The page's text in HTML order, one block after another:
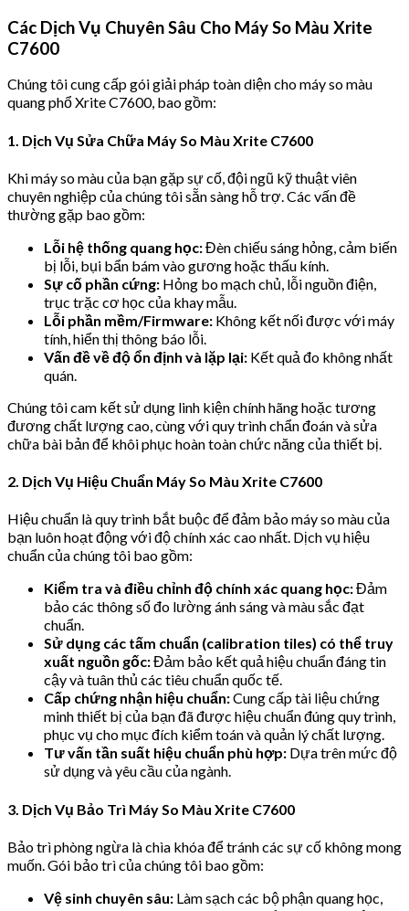
Các Dịch Vụ Chuyên Sâu Cho Máy So Màu Xrite
C7600
Chúng tôi cung cấp gói giải pháp toàn diện cho máy so màu
quang phổ Xrite C7600, bao gồm:
1. Dịch Vụ Sửa Chữa Máy So Màu Xrite C7600
Khi máy so màu của bạn gặp sự cố, đội ngũ kỹ thuật viên
chuyên nghiệp của chúng tôi sẵn sàng hỗ trợ. Các vấn đề
thường gặp bao gồm:
Lỗi hệ thống quang học:Đèn chiếu sáng hỏng, cảm biến
bị lỗi, bụi bẩn bám vào gương hoặc thấu kính.
Sự cố phần cứng: Hỏng bo mạch chủ, lỗi nguồn điện,
trục trặc cơ học của khay mẫu.
Lỗi phần mềm/Firmware: Không kết nối được với máy
tính, hiển thị thông báo lỗi.
Vấn đề về độ ổn định và lặp lại: Kết quả đo không nhất
quán.
Chúng tôi cam kết sử dụng linh kiện chính hãng hoặc tương
đương chất lượng cao, cùng với quy trình chẩn đoán và sửa
chữa bài bản để khôi phục hoàn toàn chức năng của thiết bị.
2. Dịch Vụ Hiệu Chuẩn Máy So Màu Xrite C7600
Hiệu chuẩn là quy trình bắt buộc để đảm bảo máy so màu của
bạn luôn hoạt động với độ chính xác cao nhất. Dịch vụ hiệu
chuẩn của chúng tôi bao gồm:
Kiểm tra và điều chỉnh độ chính xác quang học:Đảm
bảo các thông số đo lường ánh sáng và màu sắc đạt
chuẩn.
Sử dụng các tấm chuẩn (calibration tiles) có thể truy
xuất nguồn gốc:Đảm bảo kết quả hiệu chuẩn đáng tin
cậy và tuân thủ các tiêu chuẩn quốc tế.
Cấp chứng nhận hiệu chuẩn:Cung cấp tài liệu chứng
minh thiết bị của bạn đã được hiệu chuẩn đúng quy trình,
phục vụ cho mục đích kiểm toán và quản lý chất lượng.
Tư vấn tần suất hiệu chuẩn phù hợp: Dựa trên mức độ
sử dụng và yêu cầu của ngành.
3. Dịch Vụ Bảo Trì Máy So Màu Xrite C7600
Bảo trì phòng ngừa là chìa khóa để tránh các sự cố không mong
muốn. Gói bảo trì của chúng tôi bao gồm:
Vệ sinh chuyên sâu: Làm sạch các bộ phận quang học,